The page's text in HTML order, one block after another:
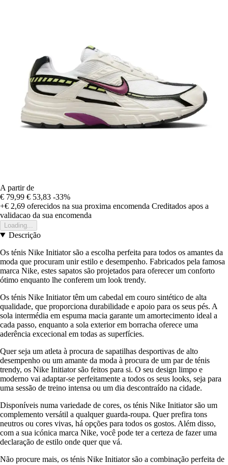
A partir de
€ 79,99 € 53,83 -33%
+€ 2,69 oferecidos na sua proxima encomenda Creditados apos a
validacao da sua encomenda
Loading...
Descrição
Os ténis Nike Initiator são a escolha perfeita para todos os amantes da
moda que procuram unir estilo e desempenho. Fabricados pela famosa
marca Nike, estes sapatos são projetados para oferecer um conforto
ótimo enquanto lhe conferem um look trendy.
Os ténis Nike Initiator têm um cabedal em couro sintético de alta
qualidade, que proporciona durabilidade e apoio para os seus pés. A
sola intermédia em espuma macia garante um amortecimento ideal a
cada passo, enquanto a sola exterior em borracha oferece uma
aderência excecional em todas as superfícies.
Quer seja um atleta à procura de sapatilhas desportivas de alto
desempenho ou um amante da moda à procura de um par de ténis
trendy, os Nike Initiator são feitos para si. O seu design limpo e
moderno vai adaptar-se perfeitamente a todos os seus looks, seja para
uma sessão de treino intensa ou um dia descontraído na cidade.
Disponíveis numa variedade de cores, os ténis Nike Initiator são um
complemento versátil a qualquer guarda-roupa. Quer prefira tons
neutros ou cores vivas, há opções para todos os gostos. Além disso,
com a sua icónica marca Nike, você pode ter a certeza de fazer uma
declaração de estilo onde quer que vá.
Não procure mais, os ténis Nike Initiator são a combinação perfeita de